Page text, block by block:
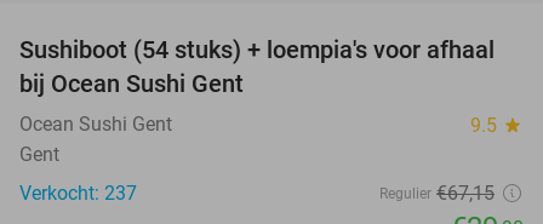
55%
Sushiboot (54 stuks) + loempia's voor afhaal
bij Ocean Sushi Gent
Ocean Sushi Gent 9.5 star
Gent
Verkocht: 237
Regulier €67,15